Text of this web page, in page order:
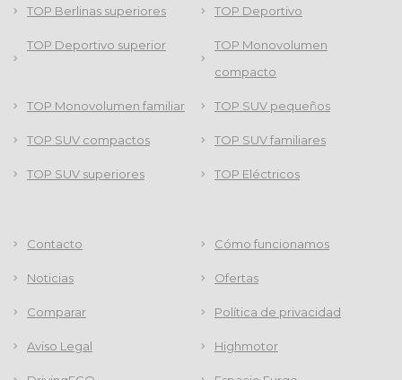
TOP Berlinas superiores TOP Deportivo
TOP Deportivo superior
TOP Monovolumen
compacto
TOP Monovolumen familiar TOP SUV pequeños
TOP SUV compactos TOP SUV familiares
TOP SUV superiores TOP Eléctricos
Contacto Cómo funcionamos
Noticias Ofertas
Comparar Política de privacidad
Aviso Legal Highmotor